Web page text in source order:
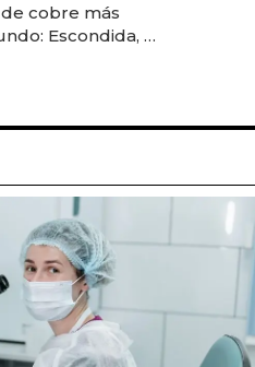
cobre más
Escondida, el